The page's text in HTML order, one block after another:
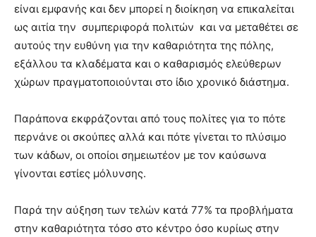
είναι εμφανής και δεν μπορεί η διοίκηση να επικαλείται
ως αιτία την συμπεριφορά πολιτών και να μεταθέτει σε
αυτούς την ευθύνη για την καθαριότητα της πόλης,
εξάλλου τα κλαδέματα και ο καθαρισμός ελεύθερων
χώρων πραγματοποιούνται στο ίδιο χρονικό διάστημα.
Παράπονα εκφράζονται από τους πολίτες για το πότε
περνάνε οι σκούπες αλλά και πότε γίνεται το πλύσιμο
των κάδων, οι οποίοι σημειωτέον με τον καύσωνα
γίνονται εστίες μόλυνσης.
Παρά την αύξηση των τελών κατά 77% τα προβλήματα
στην καθαριότητα τόσο στο κέντρο όσο κυρίως στην